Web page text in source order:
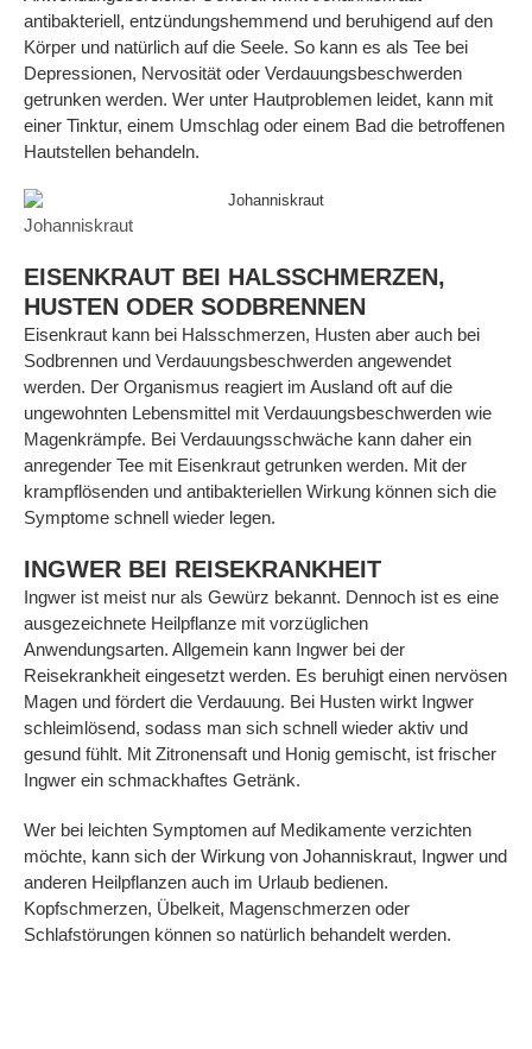
antibakteriell, entzündungshemmend und beruhigend auf den
Körper und natürlich auf die Seele. So kann es als Tee bei
Depressionen, Nervosität oder Verdauungsbeschwerden
getrunken werden. Wer unter Hautproblemen leidet, kann mit
einer Tinktur, einem Umschlag oder einem Bad die betroffenen
Hautstellen behandeln.
Johanniskraut
EISENKRAUT BEI HALSSCHMERZEN,
HUSTEN ODER SODBRENNEN
Eisenkraut kann bei Halsschmerzen, Husten aber auch bei
Sodbrennen und Verdauungsbeschwerden angewendet
werden. Der Organismus reagiert im Ausland oft auf die
ungewohnten Lebensmittel mit Verdauungsbeschwerden wie
Magenkrämpfe. Bei Verdauungsschwäche kann daher ein
anregender Tee mit Eisenkraut getrunken werden. Mit der
krampflösenden und antibakteriellen Wirkung können sich die
Symptome schnell wieder legen.
INGWER BEI REISEKRANKHEIT
Ingwer ist meist nur als Gewürz bekannt. Dennoch ist es eine
ausgezeichnete Heilpflanze mit vorzüglichen
Anwendungsarten. Allgemein kann Ingwer bei der
Reisekrankheit eingesetzt werden. Es beruhigt einen nervösen
Magen und fördert die Verdauung. Bei Husten wirkt Ingwer
schleimlösend, sodass man sich schnell wieder aktiv und
gesund fühlt. Mit Zitronensaft und Honig gemischt, ist frischer
Ingwer ein schmackhaftes Getränk.
Wer bei leichten Symptomen auf Medikamente verzichten
möchte, kann sich der Wirkung von Johanniskraut, Ingwer und
anderen Heilpflanzen auch im Urlaub bedienen.
Kopfschmerzen, Übelkeit, Magenschmerzen oder
Schlafstörungen können so natürlich behandelt werden.